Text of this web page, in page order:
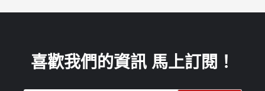
喜歡我們的資訊 馬上訂閱！